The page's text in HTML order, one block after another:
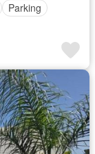
Parking